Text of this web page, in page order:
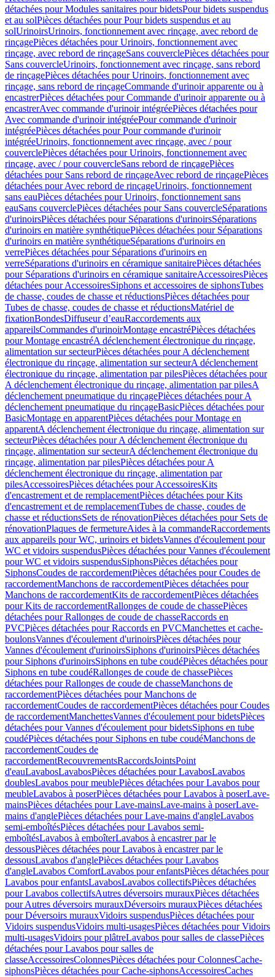
détachées pour Modules sanitaires pour bidetsPour bidets suspendus
et au solPièces détachées pour Pour bidets suspendus et au
solUrinoirsUrinoirs, fonctionnement avec rinçage, avec rebord de
rinçagePièces détachées pour Urinoirs, fonctionnement avec
rinçage, avec rebord de rinçageSans couverclePièces détachées pour
Sans couvercleUrinoirs, fonctionnement avec rinçage, sans rebord
de rinçagePièces détachées pour Urinoirs, fonctionnement avec
rinçage, sans rebord de rinçageCommande d'urinoir apparente ou à
encastrerPièces détachées pour Commande d'urinoir apparente ou à
encastrerAvec commande d'urinoir intégréePièces détachées pour
Avec commande d'urinoir intégréePour commande d'urinoir
intégréePièces détachées pour Pour commande d'urinoir
intégréeUrinoirs, fonctionnement avec rinçage, avec / pour
couverclePièces détachées pour Urinoirs, fonctionnement avec
rinçage, avec / pour couvercleSans rebord de rinçagePièces
détachées pour Sans rebord de rinçageAvec rebord de rinçagePièces
détachées pour Avec rebord de rinçageUrinoirs, fonctionnement
sans eauPièces détachées pour Urinoirs, fonctionnement sans
eauSans couverclePièces détachées pour Sans couvercleSéparations
d'urinoirsPièces détachées pour Séparations d'urinoirsSéparations
d'urinoirs en matière synthétiquePièces détachées pour Séparations
d'urinoirs en matière synthétiqueSéparations d'urinoirs en
verrePièces détachées pour Séparations d'urinoirs en
verreSéparations d'urinoirs en céramique sanitairePièces détachées
pour Séparations d'urinoirs en céramique sanitaireAccessoiresPièces
détachées pour AccessoiresSiphons et accessoires de siphonsTubes
de chasse, coudes de chasse et réductionsPièces détachées pour
Tubes de chasse, coudes de chasse et réductionsMatériel de
fixationBondesDiffuseur d’eauRaccordements aux
appareilsCommandes d'urinoirMontage encastréPièces détachées
pour Montage encastréA déclenchement électronique du rinçage,
alimentation sur secteurPièces détachées pour A déclenchement
électronique du rinçage, alimentation sur secteurA déclenchement
électronique du rinçage, alimentation par pilesPièces détachées pour
A déclenchement électronique du rinçage, alimentation par pilesA
déclenchement pneumatique du rinçagePièces détachées pour A
déclenchement pneumatique du rinçageBasicPièces détachées pour
BasicMontage en apparentPièces détachées pour Montage en
apparentA déclenchement électronique du rinçage, alimentation sur
secteurPièces détachées pour A déclenchement électronique du
rinçage, alimentation sur secteurA déclenchement électronique du
rinçage, alimentation par pilesPièces détachées pour A
déclenchement électronique du rinçage, alimentation par
pilesAccessoiresPièces détachées pour AccessoiresKits
d'encastrement et de remplacementPièces détachées pour Kits
d'encastrement et de remplacementTubes de chasse, coudes de
chasse et réductionsSets de rénovationPièces détachées pour Sets de
rénovationPlaques de fermetureAides à la commandeRaccordements
aux appareils pour WC, urinoirs et bidetsVannes d'écoulement pour
WC et vidoirs suspendusPièces détachées pour Vannes d'écoulement
pour WC et vidoirs suspendusSiphonsPièces détachées pour
SiphonsCoudes de raccordementPièces détachées pour Coudes de
raccordementManchons de raccordementPièces détachées pour
Manchons de raccordementKits de raccordementPièces détachées
pour Kits de raccordementRallonges de coude de chassePièces
détachées pour Rallonges de coude de chasseRaccords en
PVCPièces détachées pour Raccords en PVCManchettes et cache-
boulonsVannes d'écoulement d'urinoirsPièces détachées pour
Vannes d'écoulement d'urinoirsSiphons d'urinoirsPièces détachées
pour Siphons d'urinoirsSiphons en tube coudéPièces détachées pour
Siphons en tube coudéRallonges de coude de chassePièces
détachées pour Rallonges de coude de chasseManchons de
raccordementPièces détachées pour Manchons de
raccordementCoudes de raccordementPièces détachées pour Coudes
de raccordementManchettesVannes d'écoulement pour bidetsPièces
détachées pour Vannes d'écoulement pour bidetsSiphons en tube
coudéPièces détachées pour Siphons en tube coudéManchons de
raccordementCoudes de
raccordementRecouvrementsRaccordsJointsPoint
d'eauLavabosLavabosPièces détachées pour LavabosLavabos
doublesLavabos pour meublePièces détachées pour Lavabos pour
meubleLavabos à poserPièces détachées pour Lavabos à poserLave-
mainsPièces détachées pour Lave-mainsLave-mains à poserLave-
mains d'anglePièces détachées pour Lave-mains d'angleLavabos
semi-emboîtésPièces détachées pour Lavabos semi-
emboîtésLavabos à emboîterLavabos à encastrer par le
dessousPièces détachées pour Lavabos à encastrer par le
dessousLavabos d'anglePièces détachées pour Lavabos
d'angleLavabos ComfortLavabos pour enfantsPièces détachées pour
Lavabos pour enfantsLavabosLavabos collectifsPièces détachées
pour Lavabos collectifsAutres déversoirs murauxPièces détachées
pour Autres déversoirs murauxDéversoirs murauxPièces détachées
pour Déversoirs murauxVidoirs suspendusPièces détachées pour
Vidoirs suspendusVidoirs multi-usagesPièces détachées pour Vidoirs
multi-usagesVidoirs pour plâtreLavabos pour salles de classePièces
détachées pour Lavabos pour salles de
classeAccessoiresColonnesPièces détachées pour ColonnesCache-
siphonsPièces détachées pour Cache-siphonsAccessoiresCaches